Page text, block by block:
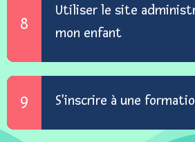
8
Utiliser le site
mon enfant
9 S'inscrire à une